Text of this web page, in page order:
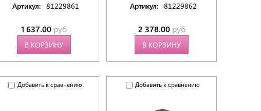
Артикул: 81229861
1 637.00 руб
В КОРЗИНУ
Артикул: 81229862
2 378.00 руб
В КОРЗИНУ
Добавить к сравнению Добавить к сравнению